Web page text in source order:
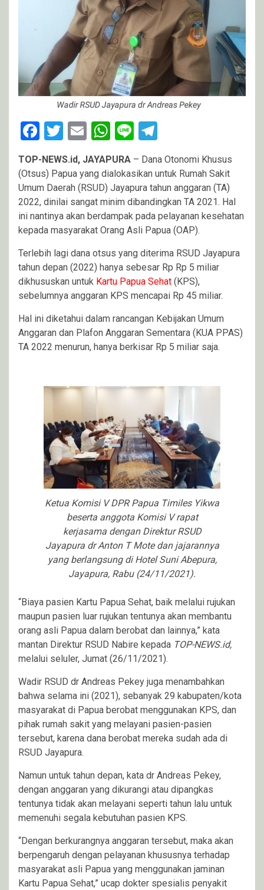
Facebook
Twitter
EmailWhatsApp
Line
TOP-NEWS.id, JAYAPURA – Dana Otonomi Khusus
(Otsus) Papua yang dialokasikan untuk Rumah Sakit
Umum Daerah (RSUD) Jayapura tahun anggaran (TA)
2022, dinilai sangat minim dibandingkan TA 2021. Hal
ini nantinya akan berdampak pada pelayanan kesehatan
kepada masyarakat Orang Asli Papua (OAP).
Terlebih lagi dana otsus yang diterima RSUD Jayapura
tahun depan (2022) hanya sebesar Rp Rp 5 miliar
dikhususkan untuk Kartu Papua Sehat (KPS),
sebelumnya anggaran KPS mencapai Rp 45 miliar.
Hal ini diketahui dalam rancangan Kebijakan Umum
Anggaran dan Plafon Anggaran Sementara (KUA PPAS)
TA 2022 menurun, hanya berkisar Rp 5 miliar saja.
Ketua Komisi V DPR Papua Timiles Yikwa
beserta anggota Komisi V rapat
kerjasama dengan Direktur RSUD
Jayapura dr Anton T Mote dan jajarannya
yang berlangsung di Hotel Suni Abepura,
Jayapura, Rabu (24/11/2021).
“Biaya pasien Kartu Papua Sehat, baik melalui rujukan
maupun pasien luar rujukan tentunya akan membantu
orang asli Papua dalam berobat dan lainnya,” kata
mantan Direktur RSUD Nabire kepada TOP-NEWS.id,
melalui seluler, Jumat (26/11/2021).
Wadir RSUD dr Andreas Pekey juga menambahkan
bahwa selama ini (2021), sebanyak 29 kabupaten/kota
masyarakat di Papua berobat menggunakan KPS, dan
pihak rumah sakit yang melayani pasien-pasien
tersebut, karena dana berobat mereka sudah ada di
RSUD Jayapura.
Namun untuk tahun depan, kata dr Andreas Pekey,
dengan anggaran yang dikurangi atau dipangkas
tentunya tidak akan melayani seperti tahun lalu untuk
memenuhi segala kebutuhan pasien KPS.
“Dengan berkurangnya anggaran tersebut, maka akan
berpengaruh dengan pelayanan khususnya terhadap
masyarakat asli Papua yang menggunakan jaminan
Kartu Papua Sehat,” ucap dokter spesialis penyakit